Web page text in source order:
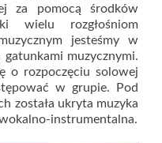
za pomocą środków
wielu rozgłośniom
jesteśmy w
muzycznymi.
o rozpoczęciu solowej
w grupie. Pod
została ukryta muzyka
instrumentalna.